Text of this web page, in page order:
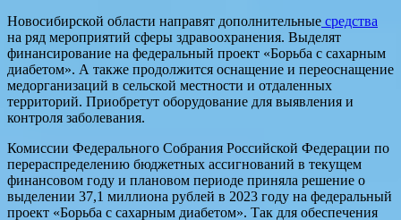
Новосибирской области направят дополнительные средства
на ряд мероприятий сферы здравоохранения. Выделят
финансирование на федеральный проект «Борьба с сахарным
диабетом». А также продолжится оснащение и переоснащение
медорганизаций в сельской местности и отдаленных
территорий. Приобретут оборудование для выявления и
контроля заболевания.
Комиссии Федерального Собрания Российской Федерации по
перераспределению бюджетных ассигнований в текущем
финансовом году и плановом периоде приняла решение о
выделении 37,1 миллиона рублей в 2023 году на федеральный
проект «Борьба с сахарным диабетом». Так для обеспечения